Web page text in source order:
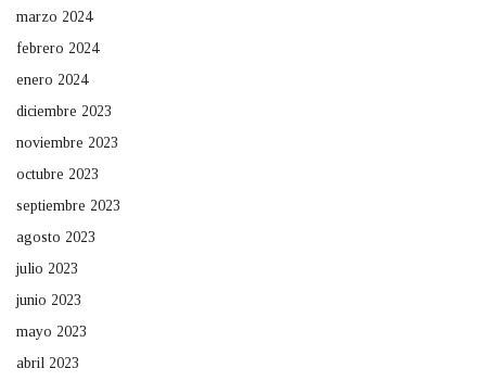
marzo 2024
febrero 2024
enero 2024
diciembre 2023
noviembre 2023
octubre 2023
septiembre 2023
agosto 2023
julio 2023
junio 2023
mayo 2023
abril 2023